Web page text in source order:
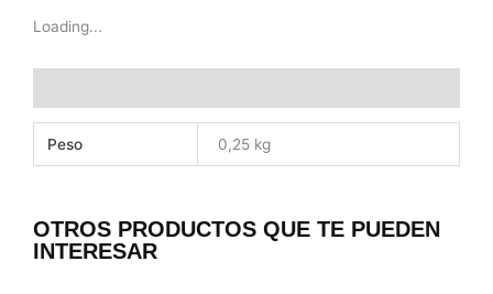
Loading...
Peso 0,25 kg
OTROS PRODUCTOS QUE TE PUEDEN
INTERESAR